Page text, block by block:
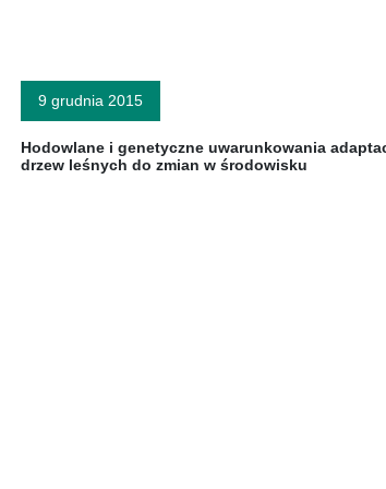
9 grudnia 2015
Hodowlane i genetyczne uwarunkowania
drzew leśnych do zmian w środowisku